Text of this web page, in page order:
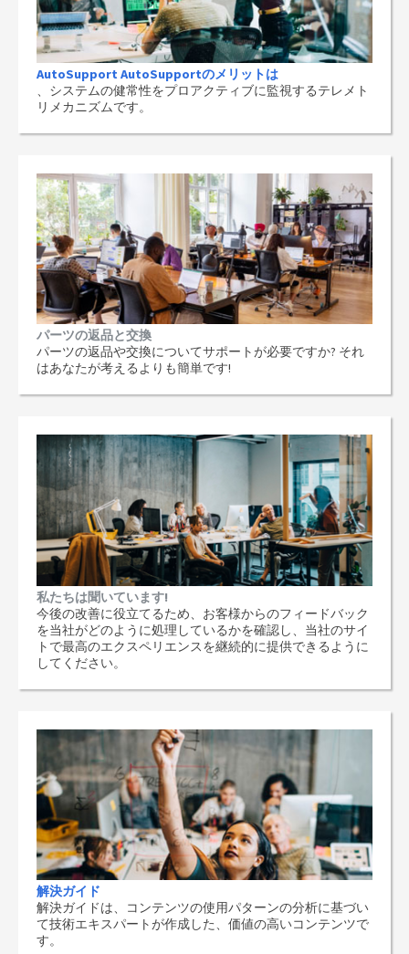
AutoSupport AutoSupportのメリットは
、システムの健常性をプロアクティブに監視するテレメト
リメカニズムです。
パーツの返品と交換
パーツの返品や交換についてサポートが必要ですか? それ
はあなたが考えるよりも簡単です!
私たちは聞いています!
今後の改善に役立てるため、お客様からのフィードバック
を当社がどのように処理しているかを確認し、当社のサイ
トで最高のエクスペリエンスを継続的に提供できるように
してください。
解決ガイド
解決ガイドは、コンテンツの使用パターンの分析に基づい
て技術エキスパートが作成した、価値の高いコンテンツで
す。